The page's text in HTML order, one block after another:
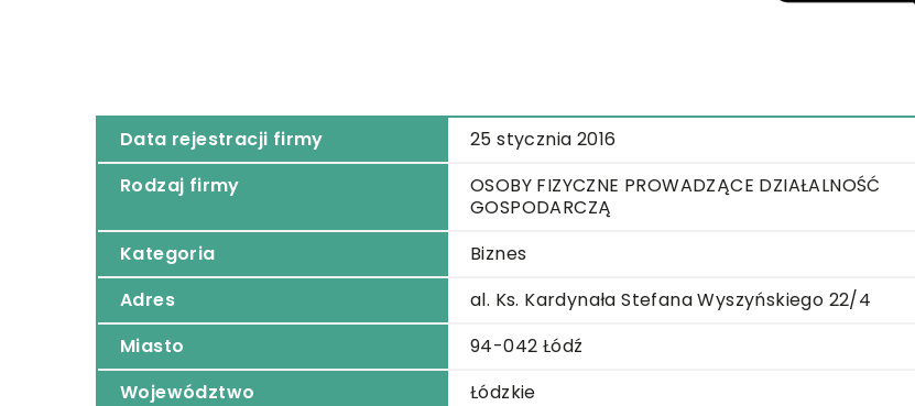
Data rejestracji firmy
25 stycznia 2016
Rodzaj firmy
OSOBY FIZYCZNE PROWADZĄCE DZIAŁALNOŚĆ
GOSPODARCZĄ
Kategoria
Biznes
Adres
al. Ks. Kardynała Stefana Wyszyńskiego 22/4
Miasto
94-042 Łódź
Województwo
Łódzkie